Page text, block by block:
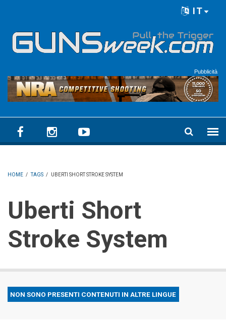
IT
Pubblicità
HOME / TAGS / UBERTI SHORT STROKE SYSTEM
Uberti Short
Stroke System
NON SONO PRESENTI CONTENUTI IN ALTRE LINGUE